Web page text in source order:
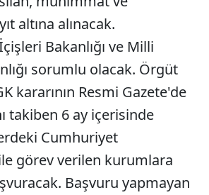
altına alınacak.
Bakanlığı ve Milli
sorumlu olacak. Örgüt
kararının Resmi Gazete'de
takiben 6 ay içerisinde
Cumhuriyet
ile görev verilen kurumlara
Başvuru yapmayan